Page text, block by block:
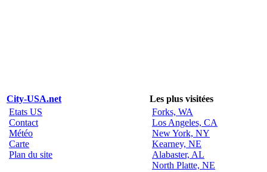
City-USA.net
Les plus visitées
Etats US
Contact
Météo
Carte
Plan du site
Forks, WA
Los Angeles, CA
New York, NY
Kearney, NE
Alabaster, AL
North Platte, NE